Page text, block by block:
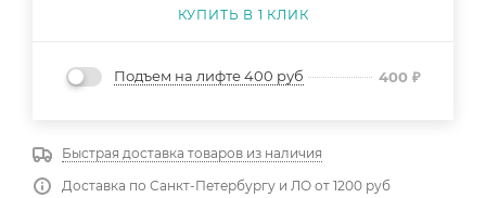
КУПИТЬ В 1 КЛИК
Подъем на лифте 400 руб 400 ₽
Быстрая доставка товаров из наличия
Доставка по Санкт-Петербургу и ЛО от 1200 руб